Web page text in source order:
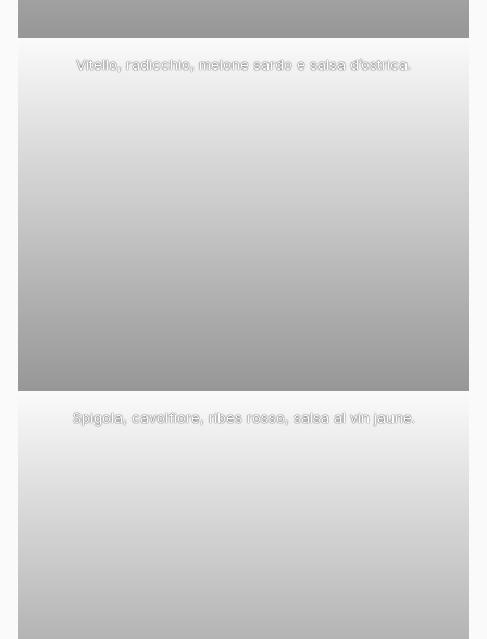
Vitello, radicchio, melone sardo e salsa d’ostrica.
Spigola, cavolfiore, ribes rosso, salsa al vin jaune.